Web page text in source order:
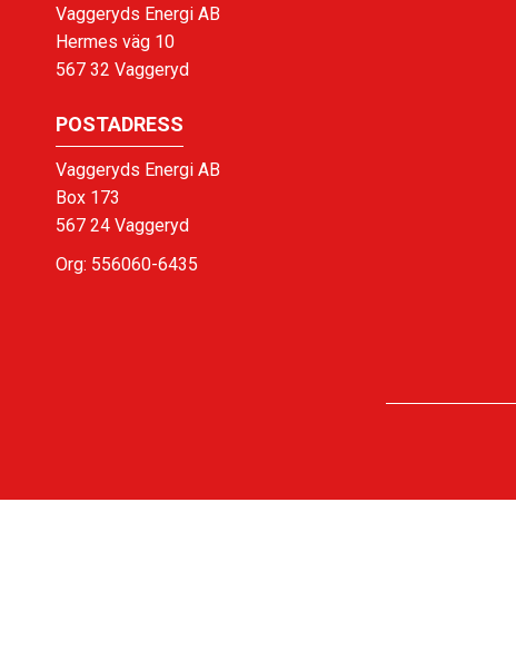
Vaggeryds Energi AB
Hermes väg 10
567 32 Vaggeryd
POSTADRESS
Vaggeryds Energi AB
Box 173
567 24 Vaggeryd
Org: 556060-6435